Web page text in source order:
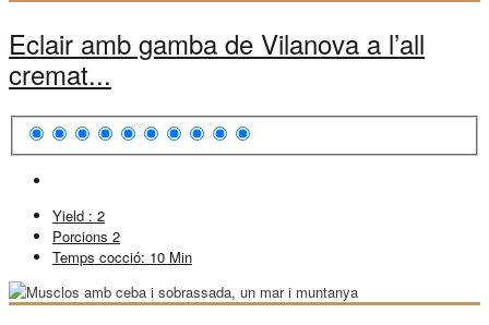
Eclair amb gamba de Vilanova a l’all
cremat...
Yield : 2
Porcions 2
Temps cocció: 10 Min